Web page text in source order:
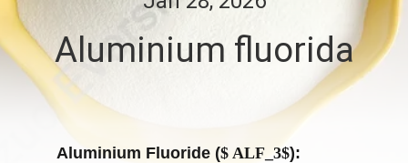
TUR
PABRIK
KONTROL
KUALITAS
Aluminium fluorida
Aluminium Fluoride ($ ALF_3$):